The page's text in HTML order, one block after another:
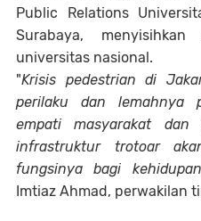
Public Relations
Surabaya,
universitas nasional.
"Krisis pedestrian di
perilaku dan lemahnya
empati masyarakat dan
infrastruktur trotoar
fungsinya bagi
Imtiaz Ahmad, perwakilan